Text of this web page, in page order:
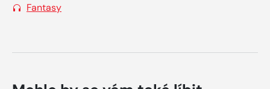
Fantasy